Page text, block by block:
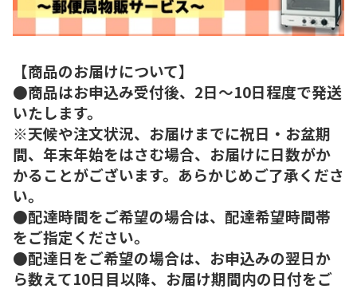
【商品のお届けについて】
●商品はお申込み受付後、2日～10日程度で発送
いたします。
※天候や注文状況、お届けまでに祝日・お盆期
間、年末年始をはさむ場合、お届けに日数がか
かることがございます。あらかじめご了承くださ
い。
●配達時間をご希望の場合は、配達希望時間帯
をご指定ください。
●配達日をご希望の場合は、お申込みの翌日か
ら数えて10日目以降、お届け期間内の日付をご